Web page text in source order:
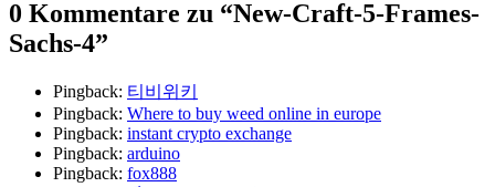
0 Kommentare zu “New-Craft-5-Frames-
Sachs-4”
Pingback: 티비위키
Pingback: Where to buy weed online in europe
Pingback: instant crypto exchange
Pingback: arduino
Pingback: fox888